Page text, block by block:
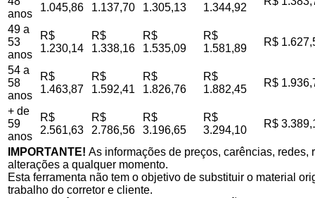
anos
1.045,86
1.137,70
1.305,13
1.344,92
49 a
53
anos
R$
1.230,14
R$
1.338,16
R$
1.535,09
R$
1.581,89
R$
54 a
58
anos
R$
1.463,87
R$
1.592,41
R$
1.826,76
R$
1.882,45
R$
+ de
59
anos
R$
2.561,63
R$
2.786,56
R$
3.196,65
R$
3.294,10
R$
IMPORTANTE! As informações de preços, carências,
alterações a qualquer momento.
Esta ferramenta não tem o objetivo de substituir o material
trabalho do corretor e cliente.